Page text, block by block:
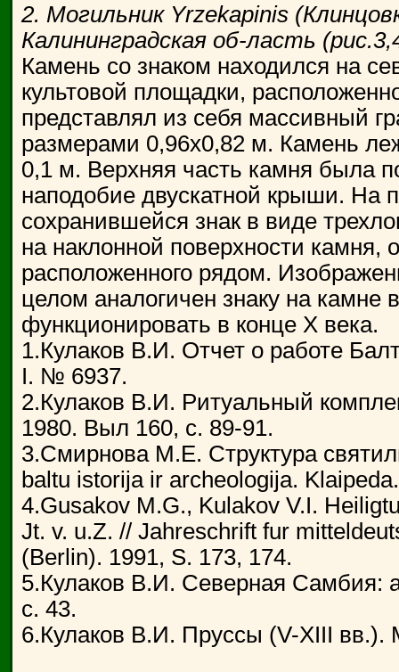
2. Могильник Yrzekapinis
Калининградская об-ласть
Камень со знаком находился на
культовой площадки,
представлял из себя массивный
размерами 0,96x0,82 м. Камень
0,1 м. Верхняя часть камня была
наподобие двускатной крыши. На
сохранившейся знак в виде
на наклонной поверхности камня,
расположенного рядом.
целом аналогичен знаку на камне
функционировать в конце X века.
1.Кулаков В.И. Отчет о работе
I. № 6937.
2.Кулаков В.И. Ритуальный
1980. Выл 160, с. 89-91.
3.Смирнова М.Е. Структура
baltu istorija ir archeologija.
4.Gusakov M.G., Kulakov V.I.
Jt. v. u.Z. // Jahreschrift fur
(Berlin). 1991, S. 173, 174.
5.Кулаков В.И. Северная Самбия:
с. 43.
6.Кулаков В.И. Пруссы (V-ХIII вв.).